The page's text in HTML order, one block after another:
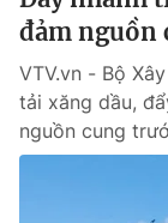
đảm nguồn
VTV.vn - Bộ
tải xăng dầu,
nguồn cung